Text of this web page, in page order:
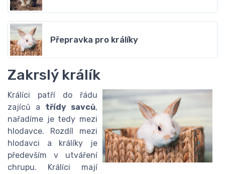
Přepravka pro králíky
Zakrslý králík
Králíci patří do řádu
zajíců a třídy savců,
nařadíme je tedy mezi
hlodavce. Rozdíl mezi
hlodavci a králíky je
především v utváření
chrupu. Králíci mají